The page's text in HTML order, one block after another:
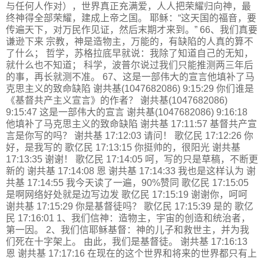
与任何人作对），世界真正充满爱，人人把荣耀归向神，最
终神得全部荣耀，建成上帝之国。 耶稣：“这天国的福音，要
传遍天下，对万民作见证，然后末期才来到。” 66、我们真要
谦逊下来 宗教，神是造物主，万能的，有缺陷的人真的算不
了什么； 哲学，苏格拉底早就说：我除了知道自己的无知，
就什么也不知道； 科学，波普尔说过我们只能推测两三年后
的事，再长就测不准。 67、这是一部伟大的宣言他填补了马
克思主义的致命缺陷 谢共基(1047682086) 9:15:29 你们谁是
《基督共产主义宣言》的作者？ 谢共基(1047682086)
9:15:47 这是一部伟大的宣言 谢共基(1047682086) 9:16:18
他填补了马克思主义的致命缺陷 谢共基 17:11:57 基督共产宣
言是你写的吗？ 谢共基 17:12:03 请问！ 歌亿民 17:12:26 你
好，是我写的 歌亿民 17:13:15 你挺帅的，很阳光 谢共基
17:13:35 谢谢！ 歌亿民 17:14:05 呵，写的只是草稿，不断更
新的 谢共基 17:14:08 恩 谢共基 17:14:33 我也是这样认为 谢
共基 17:14:55 我今天读了一遍，90%赞同 歌亿民 17:15:05
是啊网络好处就是边写边发 歌亿民 17:15:19 谢谢你，呵呵
谢共基 17:15:29 你是基督徒吗？ 歌亿民 17:15:39 是的 歌亿
民 17:16:01 1、我们信神：造物主，宇宙的创造和统治者，
第一因。 2、我们信耶稣基督：神的儿子和救世主，并为我
们死在十字架上。 由此，我们是基督徒。 谢共基 17:16:13
恩 谢共基 17:17:16 在现在的这个世界和将来的世界都只有上